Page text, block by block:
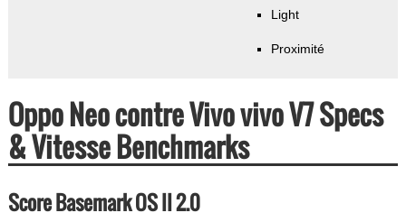
Light
Proximité
Oppo Neo contre Vivo vivo V7 Specs
& Vitesse Benchmarks
Score Basemark OS II 2.0